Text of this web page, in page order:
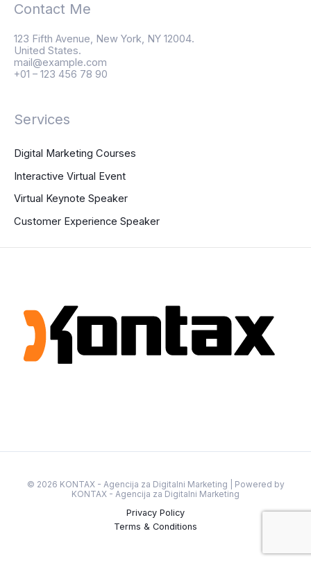
Contact Me
123 Fifth Avenue, New York, NY 12004.
United States.
mail@example.com
+01 – 123 456 78 90
Services
Digital Marketing Courses
Interactive Virtual Event
Virtual Keynote Speaker
Customer Experience Speaker
© 2026 KONTAX - Agencija za Digitalni Marketing | Powered by
KONTAX - Agencija za Digitalni Marketing
Privacy Policy
Terms & Conditions